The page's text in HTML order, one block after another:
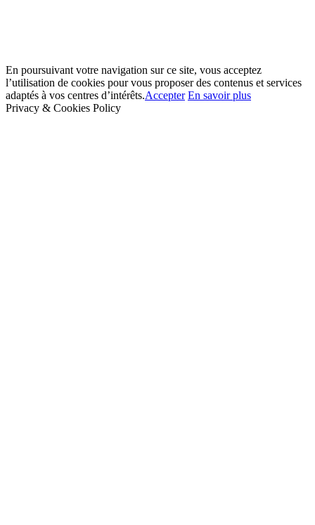
En poursuivant votre navigation sur ce site, vous acceptez
l’utilisation de cookies pour vous proposer des contenus et services
adaptés à vos centres d’intérêts.Accepter En savoir plus
Privacy & Cookies Policy